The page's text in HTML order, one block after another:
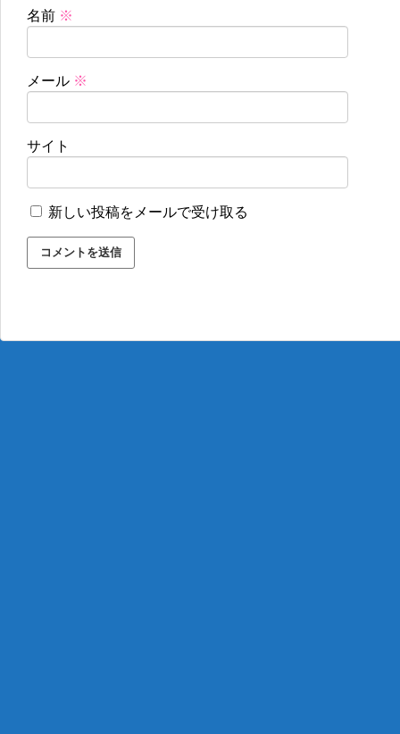
名前 ※
メール ※
サイト
新しい投稿をメールで受け取る